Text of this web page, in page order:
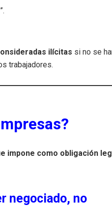
ilícitas si no se
trabajadores.
impone como obligación
negociado, no